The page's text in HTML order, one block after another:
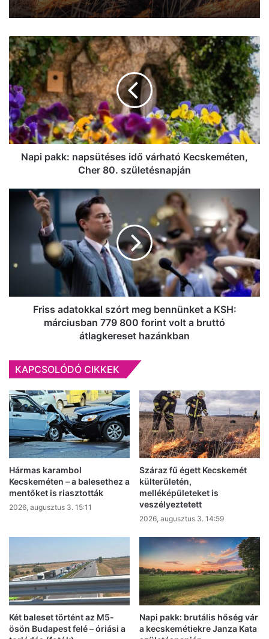
Napi
pakk:
napsütéses
idő
várható
Kecskeméten,
Cher
80.
születésnapján
Napi pakk: napsütéses idő várható Kecskeméten,
Cher 80. születésnapján
adatokkal
bennünket
KSH:
779
átlagkereset
Friss adatokkal szórt meg bennünket a KSH:
márciusban 779 800 forint volt a bruttó
átlagkereset hazánkban
KAPCSOLÓDÓ CIKKEK
Hármas karambol
Kecskeméten – a balesethez a
mentőket is riasztották
2026, augusztus 3. 15:11
Száraz fű égett Kecskemét
külterületén,
melléképületeket is
veszélyeztetett
2026, augusztus 3. 14:59
Két baleset történt az M5-
ösön Budapest felé – óriási a
Napi pakk: brutális hőség vár
a kecskemétiekre Janza Kata